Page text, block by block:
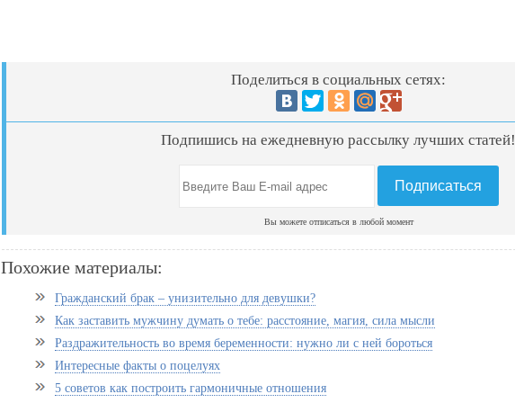
Поделиться в социальных сетях:
Подпишись на ежедневную рассылку лучших
Вы можете отписаться в любой момент
Похожие материалы:
Гражданский брак – унизительно для девушки?
Как заставить мужчину думать о тебе: расстояние, магия, сила мысли
Раздражительность во время беременности: нужно ли с ней бороться
Интересные факты о поцелуях
5 советов как построить гармоничные отношения